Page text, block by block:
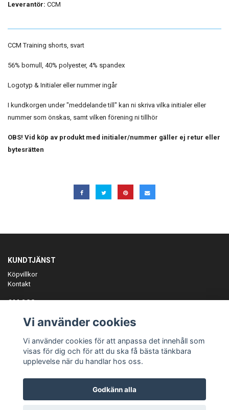
Leverantör: CCM
CCM Training shorts, svart
56% bomull, 40% polyester, 4% spandex
Logotyp & Initialer eller nummer ingår
I kundkorgen under "meddelande till" kan ni skriva vilka initialer eller
nummer som önskas, samt vilken förening ni tillhör
OBS! Vid köp av produkt med initialer/nummer gäller ej retur eller
bytesrätten
KUNDTJÄNST
Köpvillkor
Kontakt
OM OSS
ANMÄL DIG TILL VÅRT NYHETSBREV
Prenumerera
Vi använder cookies
Vi använder cookies för att anpassa det innehåll som
visas för dig och för att du ska få bästa tänkbara
upplevelse när du handlar hos oss.
Godkänn alla